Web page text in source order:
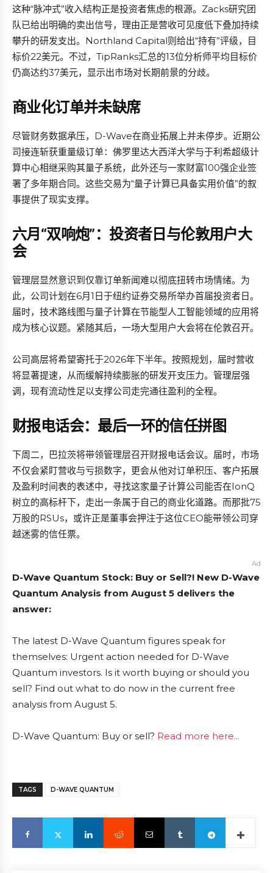
这种“脉冲式”收入结构正是投资者焦虑的根源。Zacks研究团
队已给出明确的卖出信号，理由正是营收可见度低下叠加持续
攀升的研发支出。Northland Capital则给出“持有”评级，目
标价22美元。不过，TipRanks汇总的13位分析师平均目标价
仍高达约37美元，显示出市场对长期前景的分歧。
商业化订单并未缺席
尽管财务数据承压，D-Wave在商业拓展上并未停步。近期公
司接连斩获重量级订单：佛罗里达大西洋大学与于利希超级计
算中心相继采购其量子系统，此外还与一家财富100强企业签
署了多年期合同。这些交易为“量子计算已具备实用价值”的叙
事提供了现实支撑。
六月“双响炮”：投资者日与伦敦用户大
会
管理层显然意识到仅靠订单新闻难以彻底扭转市场情绪。为
此，公司计划在6月1日于纽约证券交易所举办首届投资者日。
届时，技术路线图与量子计算在节能型人工智能领域的应用将
成为核心议题。紧随其后，一场大型用户大会将在伦敦召开。
公司高层将希望寄托于2026年下半年。按照规划，届时营收
将显著提速，从而缓解持续膨胀的研发开支压力。管理层强
调，现有流动性足以支撑公司走完通往盈利的全程。
财报电话会：最后一环的信任拼图
下周二，巴拉茨将带领管理层召开财报电话会议。届时，市场
不仅会紧盯营收与亏损数字，更会从他对订单积压、客户拓展
及盈利时间表的表述中，寻找这家量子计算公司能否在IonQ
树立的高标杆下，走出一条属于自己的商业化道路。而那批75
万股的RSUs，或许正是董事会押注于这位CEO能带领公司穿
越迷雾的信任票。
Ad
D-Wave Quantum Stock: Buy or Sell?! New D-Wave
Quantum Analysis from August 5 delivers the
answer:
The latest D-Wave Quantum figures speak for
themselves: Urgent action needed for D-Wave
Quantum investors. Is it worth buying or should you
sell? Find out what to do now in the current free
analysis from August 5.
D-Wave Quantum: Buy or sell? Read more here...
TAGS D-WAVE QUANTUM